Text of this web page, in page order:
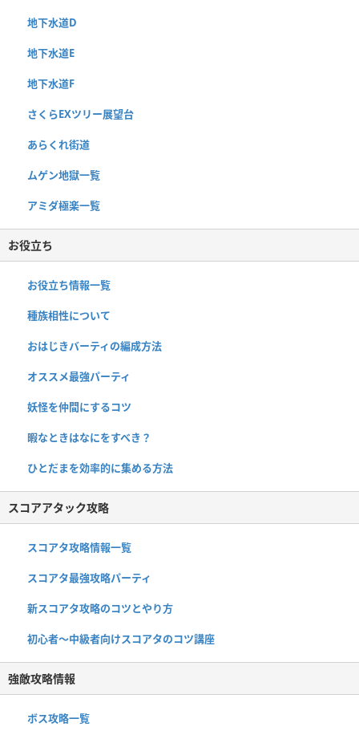
地下水道D
地下水道E
地下水道F
さくらEXツリー展望台
あらくれ街道
ムゲン地獄一覧
アミダ極楽一覧
お役立ち
お役立ち情報一覧
種族相性について
おはじきバーティの編成方法
オススメ最強パーティ
妖怪を仲間にするコツ
暇なときはなにをすべき？
ひとだまを効率的に集める方法
スコアアタック攻略
スコアタ攻略情報一覧
スコアタ最強攻略パーティ
新スコアタ攻略のコツとやり方
初心者〜中級者向けスコアタのコツ講座
強敵攻略情報
ボス攻略一覧